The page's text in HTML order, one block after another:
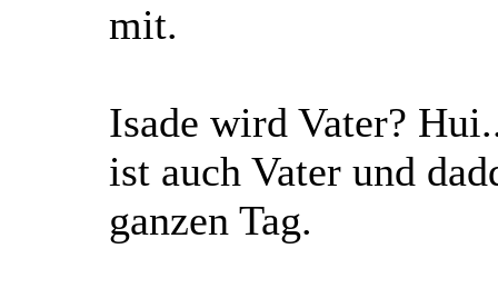
mit.
Isade wird Vater?
ist auch Vater und
ganzen Tag.